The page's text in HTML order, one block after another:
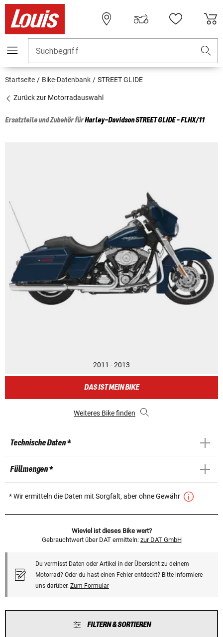
Suchbegriff
Startseite Bike-Datenbank STREET GLIDE
Zurück zur Motorradauswahl
Ersatzteile und Zubehör fürHarley-DavidsonSTREET GLIDE - FLHX/11
2011 - 2013
DAS IST MEIN BIKE
Weiteres Bike finden
Technische Daten *
Füllmengen *
* Wir ermitteln die Daten mit Sorgfalt, aber ohne Gewähr
Wieviel ist dieses Bike wert?
Gebrauchtwert über DAT ermitteln: zur DAT GmbH
Du vermisst Daten oder Artikel in der Übersicht zu deinem
Motorrad? Oder du hast einen Fehler entdeckt? Bitte informiere
uns darüber. Zum Formular
FILTERN & SORTIEREN